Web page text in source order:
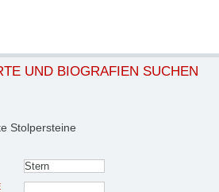
UND BIOGRAFIEN SUCHEN
Stolpersteine